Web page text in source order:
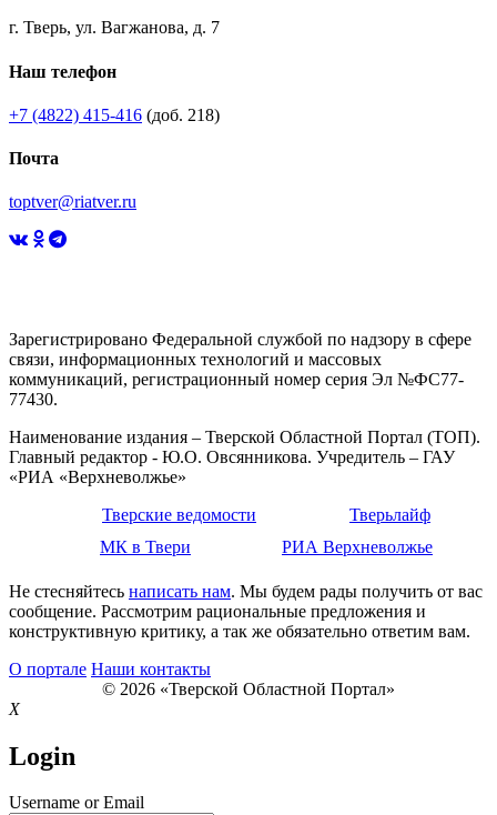
г. Тверь, ул. Вагжанова, д. 7
Наш телефон
+7 (4822) 415-416 (доб. 218)
Почта
toptver@riatver.ru
Зарегистрировано Федеральной службой по надзору в сфере
связи, информационных технологий и массовых
коммуникаций, регистрационный номер серия Эл №ФС77-
77430.
Наименование издания – Тверской Областной Портал (ТОП).
Главный редактор - Ю.О. Овсянникова. Учредитель – ГАУ
«РИА «Верхневолжье»
Тверские ведомости
Тверьлайф
МК в Твери
РИА Верхневолжье
Не стесняйтесь написать нам. Мы будем рады получить от вас
сообщение. Рассмотрим рациональные предложения и
конструктивную критику, а так же обязательно ответим вам.
О портале Наши контакты
© 2026 «Тверской Областной Портал»
X
Login
Username or Email